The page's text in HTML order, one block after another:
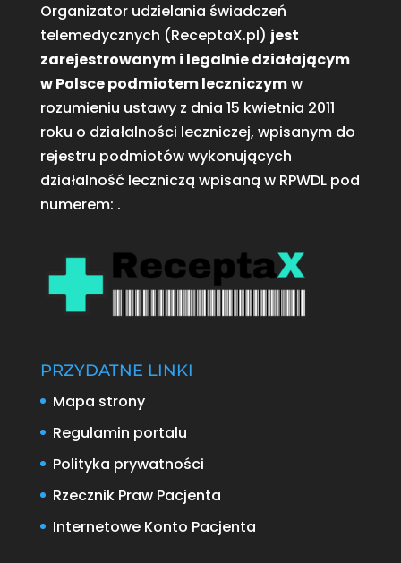
Organizator udzielania świadczeń
telemedycznych (ReceptaX.pl) jest
zarejestrowanym i legalnie działającym
w Polsce podmiotem leczniczymw
rozumieniu ustawy z dnia 15 kwietnia 2011
roku o działalności leczniczej, wpisanym do
rejestru podmiotów wykonujących
działalność leczniczą wpisaną w RPWDL pod
numerem: .
PRZYDATNE LINKI
Mapa strony
Regulamin portalu
Polityka prywatności
Rzecznik Praw Pacjenta
Internetowe Konto Pacjenta